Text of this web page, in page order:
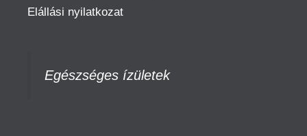
Elállási nyilatkozat
Egészséges ízületek